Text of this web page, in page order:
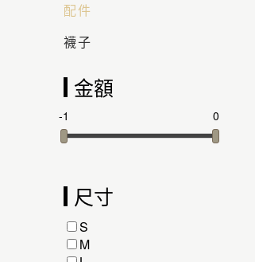
配件
襪子
金額
-1 0
尺寸
S
M